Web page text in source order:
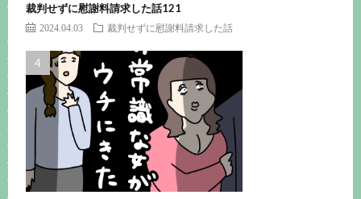
裁判せずに慰謝料請求した話121
2024.04.03 裁判せずに慰謝料請求した話